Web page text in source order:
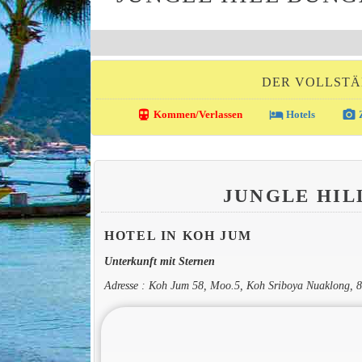
DER
directions_transit Kommen/Verlassen local_hotelHotels photo_camera
JUNGLE
HOTEL IN KOH JUM
Unterkunft mit Sternen
Adresse : Koh Jum 58, Moo.5, Koh Sriboya Nuaklong,